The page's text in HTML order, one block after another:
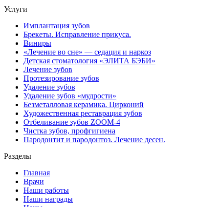
Услуги
Имплантация зубов
Брекеты. Исправление прикуса.
Виниры
«Лечение во сне» — седация и наркоз
Детская стоматология «ЭЛИТА БЭБИ»
Лечение зубов
Протезирование зубов
Удаление зубов
Удаление зубов «мудрости»
Безметалловая керамика. Цирконий
Художественная реставрация зубов
Отбеливание зубов ZOOM-4
Чистка зубов, профгигиена
Пародонтит и пародонтоз. Лечение десен.
Разделы
Главная
Врачи
Наши работы
Наши награды